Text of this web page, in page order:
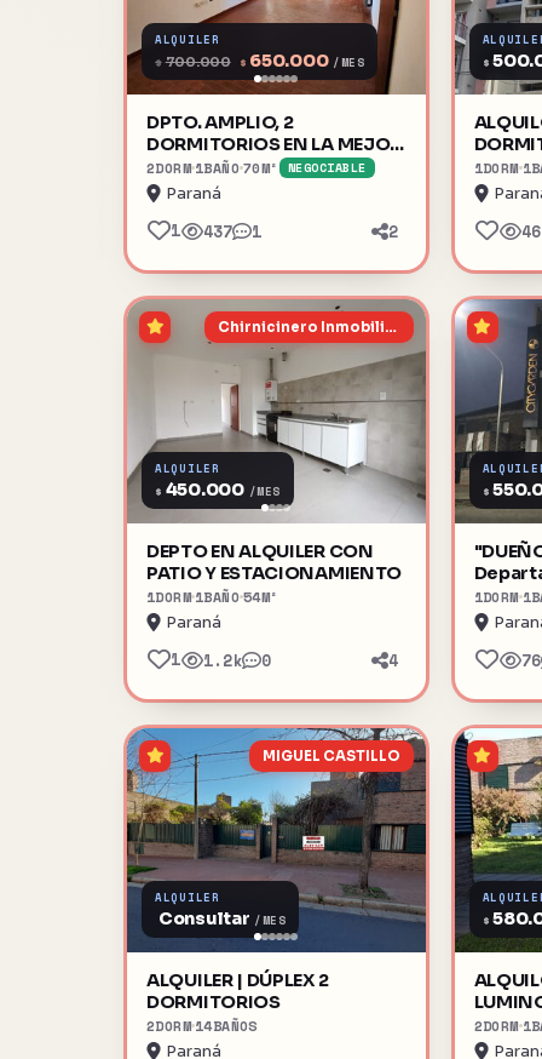
ALQUILER
$ 700.000 $ 650.000 /MES
DPTO. AMPLIO, 2
DORMITORIOS EN LA MEJOR
ZONA - ALAMEDA
2DORM 1BAÑO70M² NEGOCIABLE
Paraná
1 437 1 2
$
1DORM 1
Chirnicinero Inmobiliaria
ALQUILER
$ 450.000 /MES
DEPTO EN ALQUILER CON
PATIO Y ESTACIONAMIENTO
1DORM 1BAÑO54M²
Paraná
1 1.2k 0 4
$
"DUEÑO
25 de
1DORM 1
76
MIGUEL CASTILLO
ALQUILER
Consultar /MES
ALQUILER | DÚPLEX 2
DORMITORIOS
2DORM 14BAÑOS
Paraná
$
ALQUILO DÚPLEX
2DORM 1